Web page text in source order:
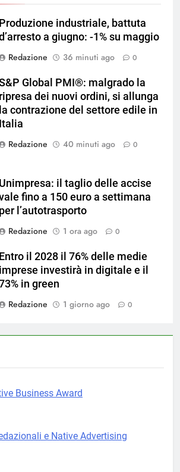
Produzione industriale, battuta
a giugno: -1% su maggio
Redazione
36 minuti ago 0
Global PMI®: malgrado la
ripresa dei nuovi ordini, si allunga
la contrazione del settore edile in
Italia
Redazione
40 minuti ago 0
Unimpresa: il taglio delle accise
fino a 150 euro a settimana
per l’autotrasporto
Redazione
1 ora ago 0
Entro il 2028 il 76% delle medie
imprese investirà in digitale e il
in green
Redazione
1 giorno ago 0
Business Award
e Native Advertising